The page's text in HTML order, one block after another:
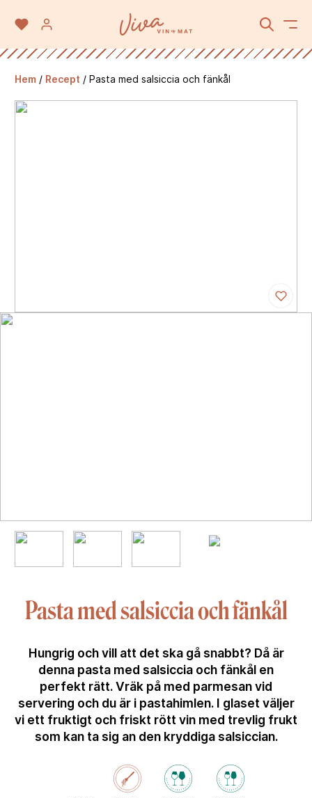
Hem / Recept / Pasta med salsiccia och fänkål
Pasta med salsiccia och fänkål
Hungrig och vill att det ska gå snabbt? Då är
denna pasta med salsiccia och fänkål en
perfekt rätt. Vräk på med parmesan vid
servering och du är i pastahimlen. I glaset väljer
vi ett fruktigt och friskt rött vin med trevlig frukt
som kan ta sig an den kryddiga salsiccian.